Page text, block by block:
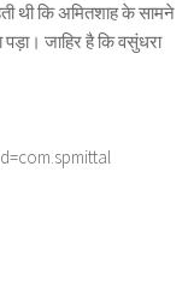
थी कि अमितशाह के सामने
जाहिर है कि वसुंधरा